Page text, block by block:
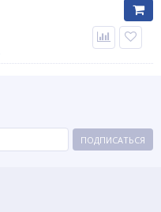
ПОДПИСАТЬСЯ